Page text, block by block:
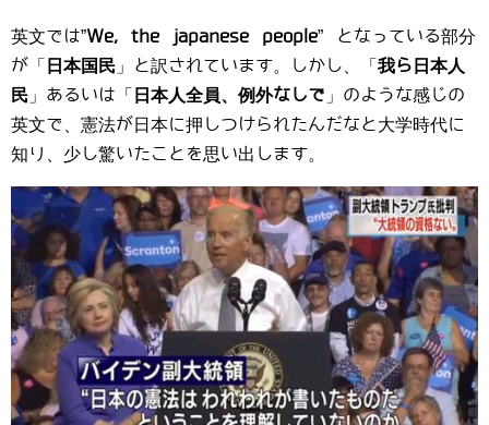
英文では”We, the japanese people” となっている部分
が「 日本国民 」と訳されています。しかし、「 我ら日本人
民 」あるいは「 日本人全員、例外なしで 」のような感じの
英文で、憲法が日本に押しつけられたんだなと大学時代に
知り、少し驚いたことを思い出します。